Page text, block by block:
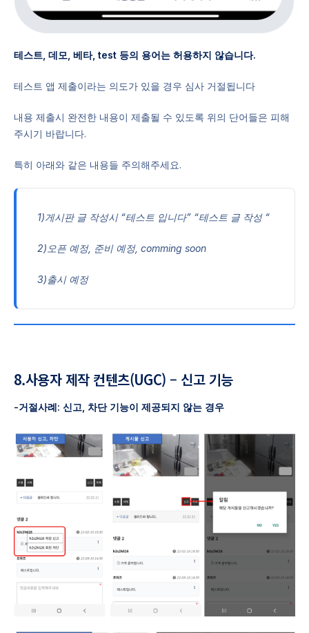
테스트, 데모, 베타, test 등의 용어는 허용하지 않습니다.
테스트 앱 제출이라는 의도가 있을 경우 심사 거절됩니다
내용 제출시 완전한 내용이 제출될 수 있도록 위의 단어들은 피해
주시기 바랍니다.
특히 아래와 같은 내용들 주의해주세요.
1)게시판 글 작성시 “테스트 입니다” “테스트 글 작성 “
2)오픈 예정, 준비 예정, comming soon
3)출시 예정
8.사용자 제작 컨텐츠(UGC) – 신고 기능
-거절사례: 신고, 차단 기능이 제공되지 않는 경우